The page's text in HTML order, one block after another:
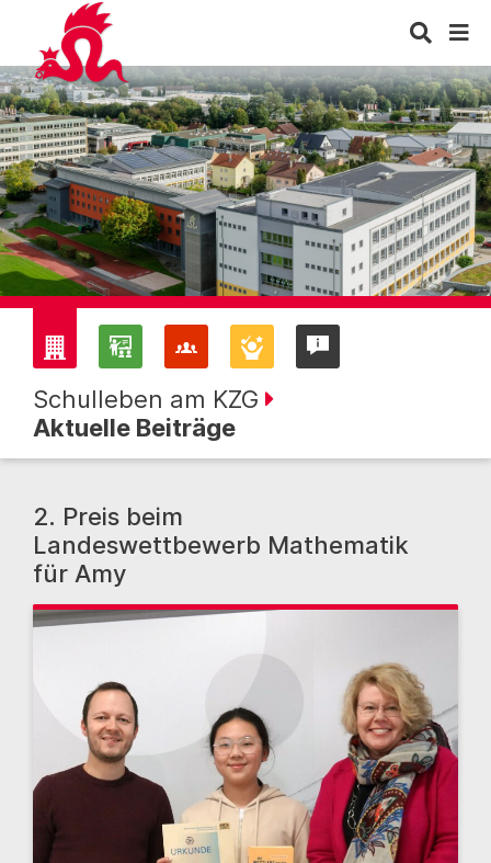
Schulleben am KZG
Aktuelle Beiträge
2. Preis beim
Landeswettbewerb Mathematik
für Amy